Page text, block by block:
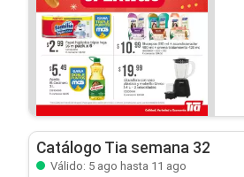
Catálogo Tia semana 32
Válido: 5 ago hasta 11 ago